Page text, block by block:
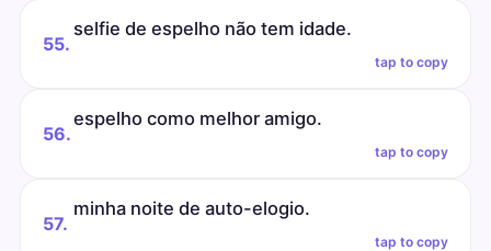
55.
selfie de espelho não tem idade.
tap to copy
56.
espelho como melhor amigo.
tap to copy
57.
minha noite de auto-elogio.
tap to copy